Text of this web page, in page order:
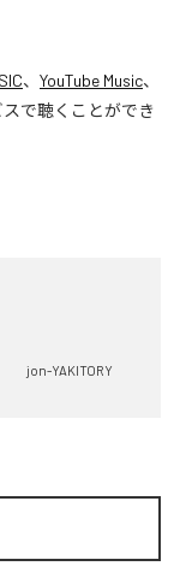
、 YouTube Music、
で聴くことができ
jon-YAKITORY